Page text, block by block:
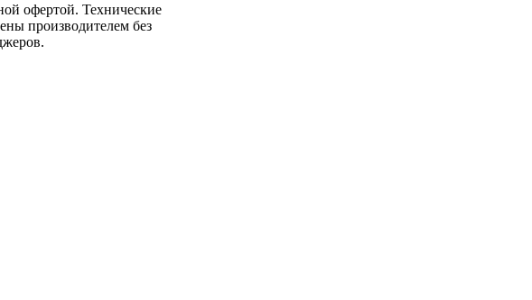
офертой. Технические
производителем без